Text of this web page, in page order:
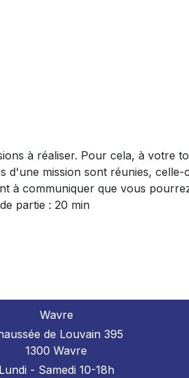
à réaliser. Pour cela, à
d'une mission sont réunies,
à communiquer que vous
partie : 20 min
Wavre
de Louvain 395
1300 Wavre
Lundi - Samedi 10-18h